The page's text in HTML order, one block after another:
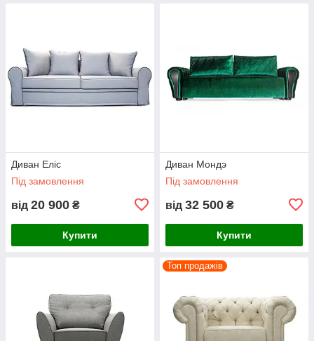
Диван Еліс
Під замовлення
від 20 900 ₴
Купити
Диван Мондэ
Під замовлення
від 32 500 ₴
Купити
Топ продажів